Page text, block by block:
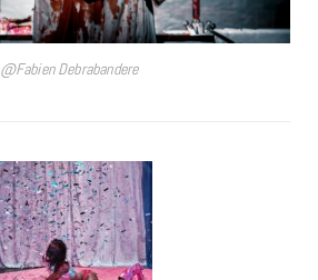
@Fabien Debrabandere